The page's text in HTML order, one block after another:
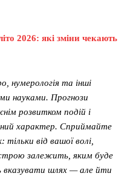
2026: які зміни чекають
нумерологія та інші
науками. Прогнози
розвитком подій і
характер. Сприймайте
тільки від вашої волі,
залежить, яким буде
шлях — але йти